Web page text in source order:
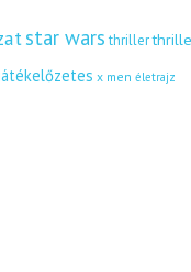
star wars thriller
x men életrajz